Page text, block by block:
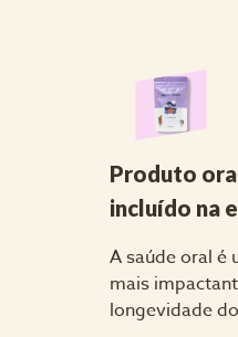
Produto
incluído na
A saúde oral é
mais
longevidade